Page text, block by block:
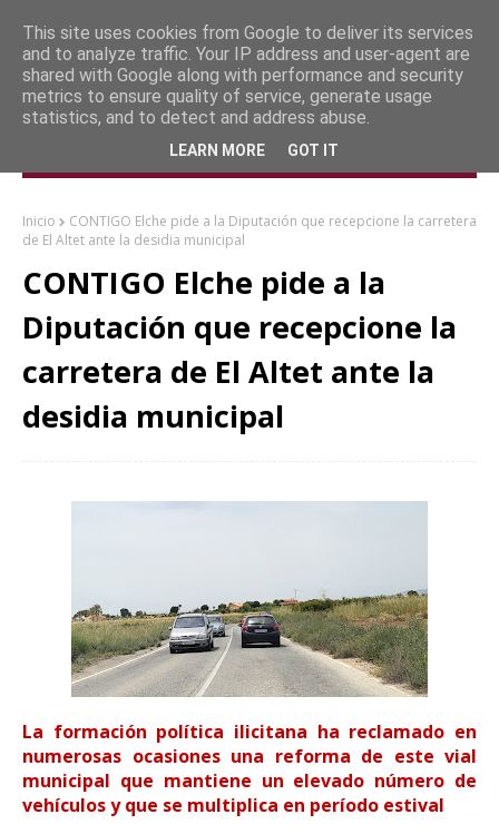
Inicio
CONTIGO Elche pide a la Diputación que recepcione la carretera
de El Altet ante la desidia municipal
CONTIGO Elche pide a la
Diputación que recepcione la
carretera de El Altet ante la
desidia municipal
La formación política ilicitana ha reclamado en
numerosas ocasiones una reforma de este vial
municipal que mantiene un elevado número de
vehículos y que se multiplica en período estival
This site uses cookies from Google to deliver its services
and to analyze traffic. Your IP address and user-agent are
shared with Google along with performance and security
metrics to ensure quality of service, generate usage
statistics, and to detect and address abuse.
LEARN MORE GOT IT